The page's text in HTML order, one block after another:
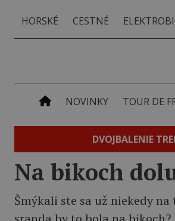
HORSKÉ CESTNÉ
NOVINKY TOUR DE
DVOJBALENIE
Na bikoch
Šmýkali ste sa už niekedy